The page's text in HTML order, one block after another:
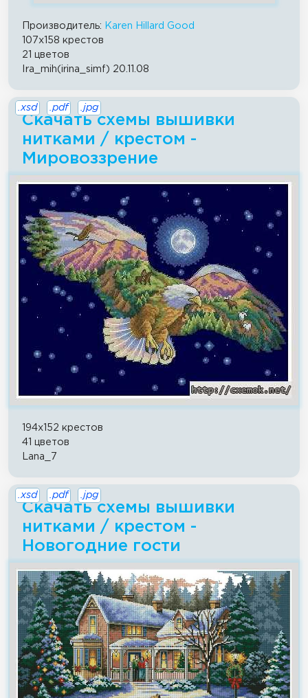
Производитель:
Karen Hillard Good
107x158 крестов
21 цветов
Ira_mih(irina_simf) 20.11.08
Скачать схемы вышивки
нитками / крестом -
Мировоззрение
.xsd .pdf .jpg
194x152 крестов
41 цветов
Lana_7
Скачать схемы вышивки
нитками / крестом -
Новогодние гости
.xsd .pdf .jpg